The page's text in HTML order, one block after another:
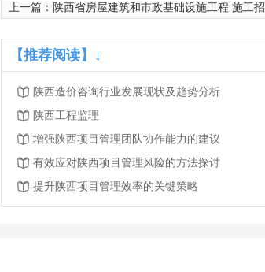
上一篇： 陕西省房屋建筑和市政基础设施工程 施工招标评标结果公示
【推荐阅读】↓
陕西造价咨询行业发展现状及趋势分析
陕西工程监理
增强陕西项目管理团队协作能力的建议
有效应对陕西项目管理风险的方法探讨
提升陕西项目管理效率的关键策略